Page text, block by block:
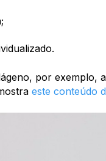
por exemplo,
este conteúdo